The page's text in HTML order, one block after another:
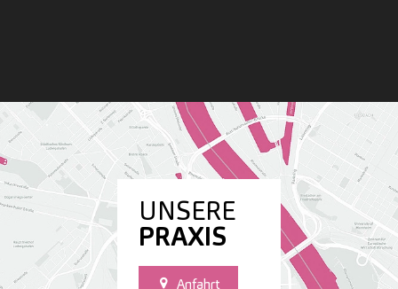
UNSERE
PRAXIS
Anfahrt